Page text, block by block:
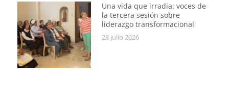
Una vida que irradia: voces de
la tercera sesión sobre
liderazgo transformacional
28 julio 2026